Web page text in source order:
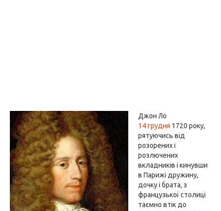
Джон Ло
14 грудня 1720 року,
рятуючись від
розорених і
розлючених
вкладників і кинувши
в Парижі дружину,
дочку і брата, з
французької столиці
таємно втік до